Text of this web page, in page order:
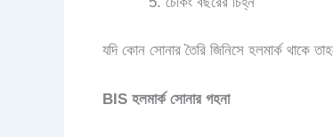
যদি কোন সোনার তৈরি জিনিসে হলমার্ক থাকে
BIS হলমার্ক সোনার গহনা